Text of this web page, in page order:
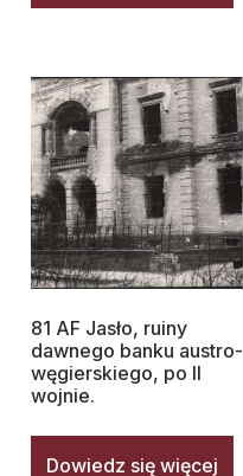
81 AF Jasło, ruiny
dawnego banku austro-
węgierskiego, po II
wojnie.
Dowiedz się więcej